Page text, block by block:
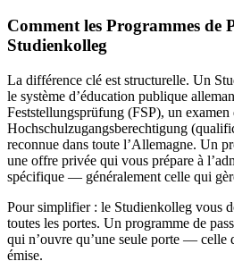
Comment les Programmes de
Studienkolleg
La différence clé est structurelle. Un
le système d’éducation publique
Feststellungsprüfung (FSP), un examen
Hochschulzugangsberechtigung
reconnue dans toute l’Allemagne. Un
une offre privée qui vous prépare à
spécifique — généralement celle qui
Pour simplifier : le Studienkolleg vous
toutes les portes. Un programme de
qui n’ouvre qu’une seule porte — celle
émise.